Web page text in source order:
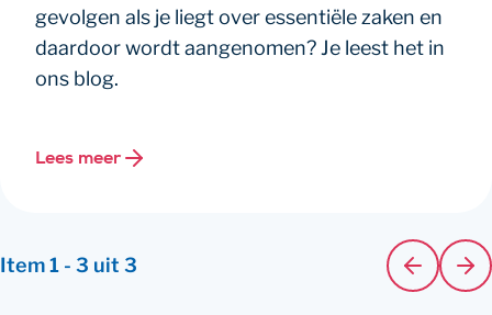
gevolgen als je liegt over essentiële zaken en
daardoor wordt aangenomen? Je leest het in
ons blog.
Lees meer
Item1 - 3 uit 3